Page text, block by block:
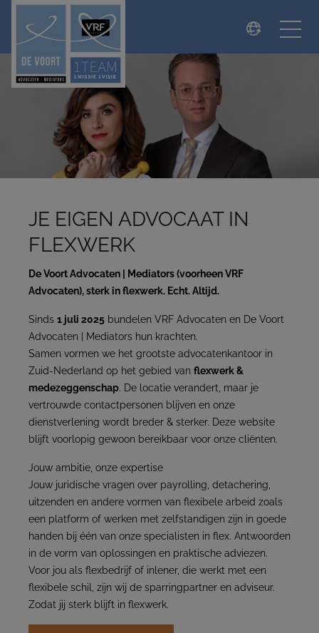
JE EIGEN ADVOCAAT IN
FLEXWERK
De Voort Advocaten | Mediators (voorheen VRF
Advocaten), sterk in flexwerk. Echt. Altijd.
Sinds 1 juli 2025 bundelen VRF Advocaten en De Voort
Advocaten | Mediators hun krachten.
Samen vormen we het grootste advocatenkantoor in
Zuid-Nederland op het gebied van flexwerk &
medezeggenschap. De locatie verandert, maar je
vertrouwde contactpersonen blijven en onze
dienstverlening wordt breder & sterker. Deze website
blijft voorlopig gewoon bereikbaar voor onze cliënten.
Jouw ambitie, onze expertise
Jouw juridische vragen over payrolling, detachering,
uitzenden en andere vormen van flexibele arbeid zoals
een platform of werken met zelfstandigen zijn in goede
handen bij één van onze specialisten in flex. Antwoorden
in de vorm van oplossingen en praktische adviezen.
Voor jou als flexbedrijf of inlener, die werkt met een
flexibele schil, zijn wij de sparringpartner en adviseur.
Zodat jij sterk blijft in flexwerk.